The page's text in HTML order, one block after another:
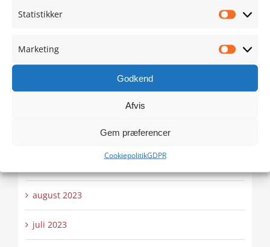
Statistikker
Marketing
Godkend
Afvis
Gem præferencer
CookiepolitikGDPR
februar 2024
januar 2024
august 2023
juli 2023